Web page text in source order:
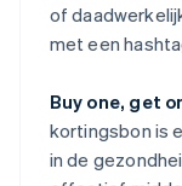
of
met een
Buy one, get
kortingsbon is
in de